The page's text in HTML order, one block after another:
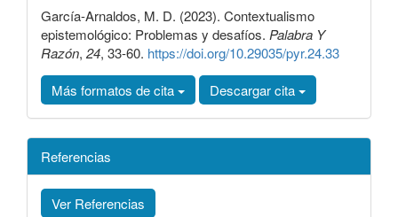
García-Arnaldos, M. D. (2023). Contextualismo
epistemológico: Problemas y desafíos. Palabra Y
Razón, 24, 33-60. https://doi.org/10.29035/pyr.24.33
Más formatos de cita
Descargar cita
Referencias
Ver Referencias